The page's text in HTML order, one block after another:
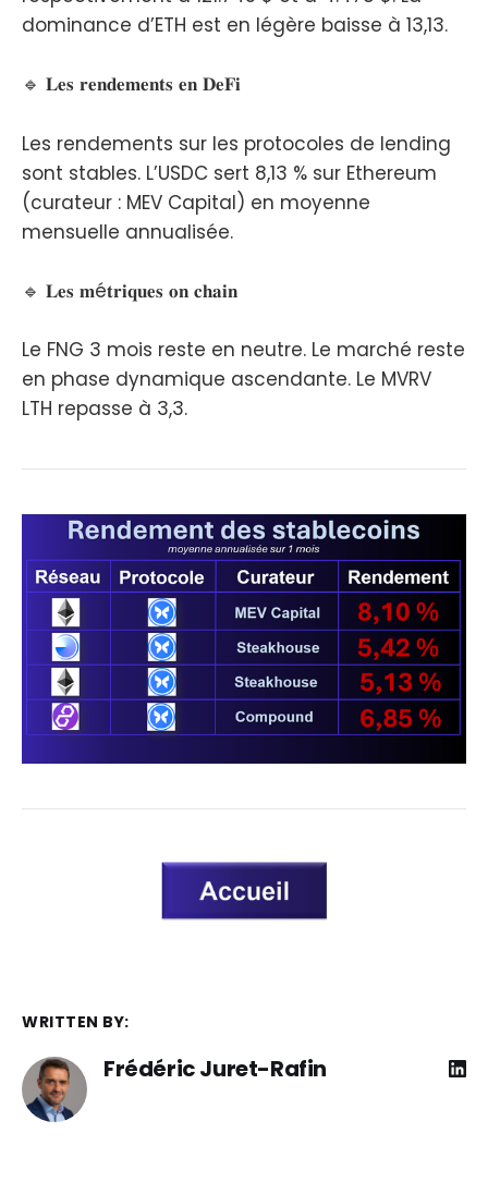
dominance d’ETH est en légère baisse à 13,13.
🔹 𝐋𝐞𝐬 𝐫𝐞𝐧𝐝𝐞𝐦𝐞𝐧𝐭𝐬 𝐞𝐧 𝐃𝐞𝐅𝐢
Les rendements sur les protocoles de lending
sont stables. L’USDC sert 8,13 % sur Ethereum
(curateur : MEV Capital) en moyenne
mensuelle annualisée.
🔹 𝐋𝐞𝐬 𝐦é𝐭𝐫𝐢𝐪𝐮𝐞𝐬 𝐨𝐧 𝐜𝐡𝐚𝐢𝐧
Le FNG 3 mois reste en neutre. Le marché reste
en phase dynamique ascendante. Le MVRV
LTH repasse à 3,3.
WRITTEN BY:
Frédéric Juret-Rafin